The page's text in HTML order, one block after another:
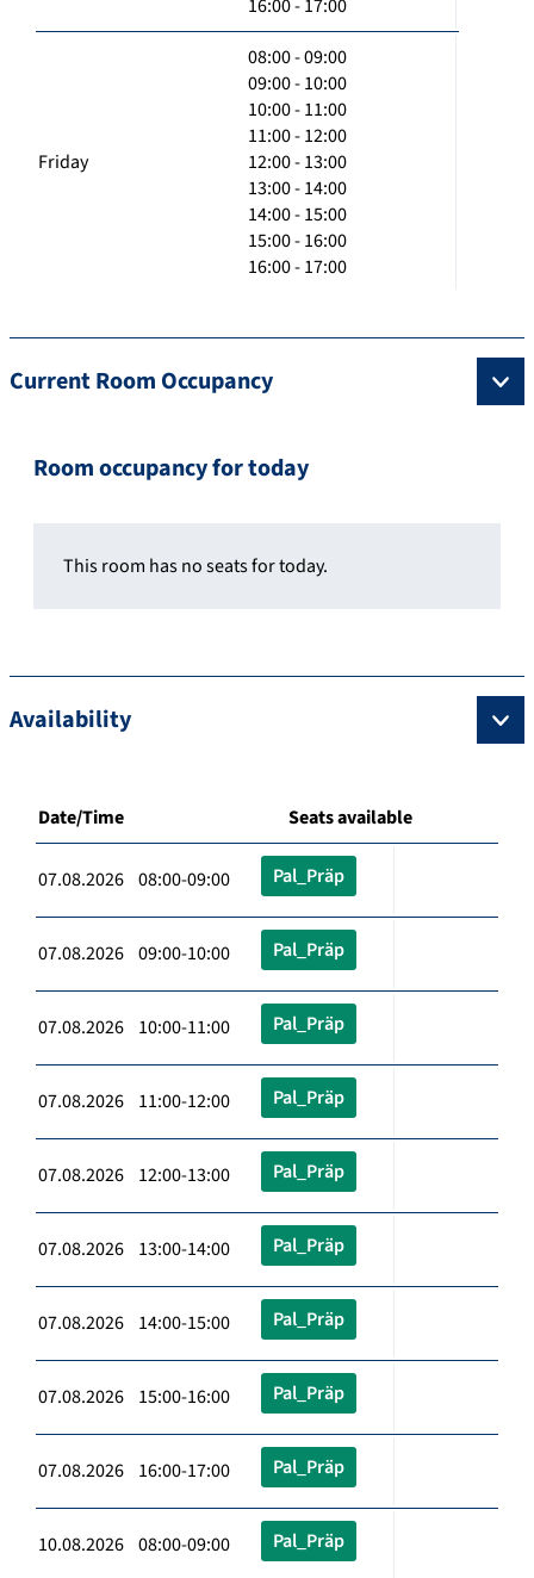
16:00 - 17:00
Friday
08:00 - 09:00
09:00 - 10:00
10:00 - 11:00
11:00 - 12:00
12:00 - 13:00
13:00 - 14:00
14:00 - 15:00
15:00 - 16:00
16:00 - 17:00
Current Room Occupancy
Room occupancy for today
This room has no seats for today.
Availability
Date/Time Seats available
07.08.2026 08:00-09:00 Pal_Präp
07.08.2026 09:00-10:00 Pal_Präp
07.08.2026 10:00-11:00 Pal_Präp
07.08.2026 11:00-12:00 Pal_Präp
07.08.2026 12:00-13:00 Pal_Präp
07.08.2026 13:00-14:00 Pal_Präp
07.08.2026 14:00-15:00 Pal_Präp
07.08.2026 15:00-16:00 Pal_Präp
07.08.2026 16:00-17:00 Pal_Präp
10.08.2026 08:00-09:00 Pal_Präp